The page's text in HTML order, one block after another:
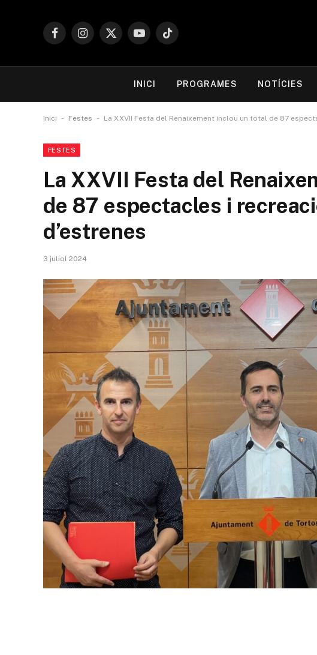
FacebookInstagram
X
YouTubeTikTok
INICI PROGRAMES NOTÍCIES
Inici - Festes - La XXVII Festa del Renaixement inclou un total de 87
FESTES
La XXVII Festa del
de 87 espectacles i
d’estrenes
3 juliol 2024